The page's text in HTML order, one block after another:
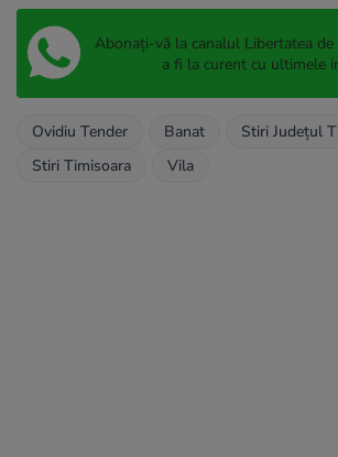
Abonați-vă la canalul Libertatea
a fi la curent cu ultimele
Ovidiu Tender Banat
Stiri Județul
Stiri Timisoara
Vila